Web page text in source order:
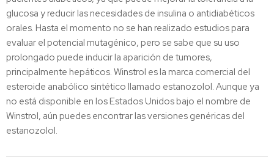
glucosa y reducir las necesidades de insulina o antidiabéticos
orales. Hasta el momento no se han realizado estudios para
evaluar el potencial mutagénico, pero se sabe que su uso
prolongado puede inducir la aparición de tumores,
principalmente hepáticos. Winstrol es la marca comercial del
esteroide anabólico sintético llamado estanozolol. Aunque ya
no está disponible en los Estados Unidos bajo el nombre de
Winstrol, aún puedes encontrar las versiones genéricas del
estanozolol.